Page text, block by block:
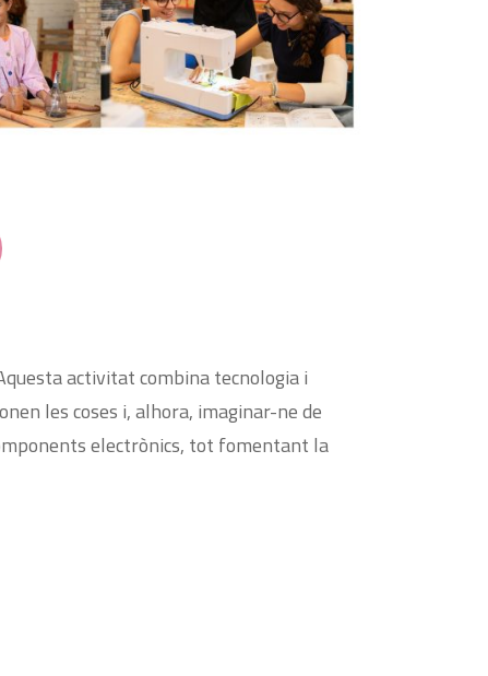
activitat combina tecnologia i
les coses i, alhora, imaginar-ne de
electrònics, tot fomentant la